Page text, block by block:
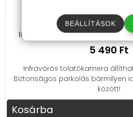
Infravörös tolatókamera
5 490 Ft
Infravörös tolatókamera
Biztonságos parkolás bármilyen
között!
Kosárba
BEÁLLÍTÁSOK